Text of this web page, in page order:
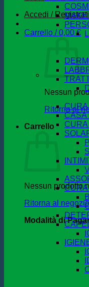
Accedi / Registrati
Carrello /0,00 €
Nessun
Ritorna al
Carrello
Nessun prodotto
Ritorna al negozio
Modalità di
MAKE
CURA
CASA
CURA
CURA